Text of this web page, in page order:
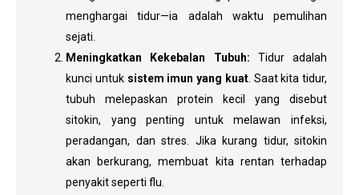
menghargai tidur—ia adalah waktu pemulihan
sejati.
Meningkatkan Kekebalan Tubuh: Tidur adalah
kunci untuk sistem imun yang kuat. Saat kita tidur,
tubuh melepaskan protein kecil yang disebut
sitokin, yang penting untuk melawan infeksi,
peradangan, dan stres. Jika kurang tidur, sitokin
akan berkurang, membuat kita rentan terhadap
penyakit seperti flu.